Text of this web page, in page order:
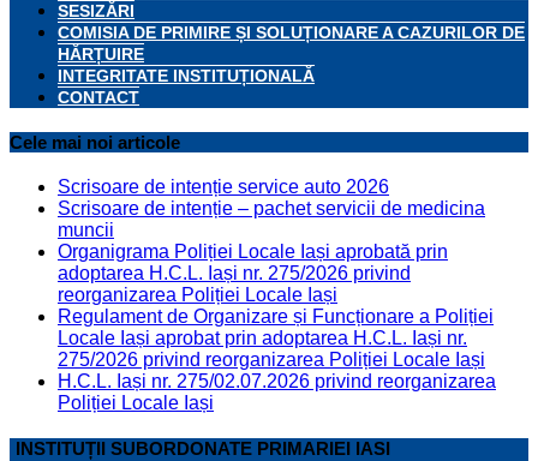
SESIZĂRI
COMISIA DE PRIMIRE ȘI SOLUȚIONARE A CAZURILOR DE
HĂRȚUIRE
INTEGRITATE INSTITUȚIONALĂ
CONTACT
Cele mai noi articole
Scrisoare de intenție service auto 2026
Scrisoare de intenție – pachet servicii de medicina
muncii
Organigrama Poliției Locale Iași aprobată prin
adoptarea H.C.L. Iași nr. 275/2026 privind
reorganizarea Poliției Locale Iași
Regulament de Organizare și Funcționare a Poliției
Locale Iași aprobat prin adoptarea H.C.L. Iași nr.
275/2026 privind reorganizarea Poliției Locale Iași
H.C.L. Iași nr. 275/02.07.2026 privind reorganizarea
Poliției Locale Iași
INSTITUȚII SUBORDONATE PRIMARIEI IASI